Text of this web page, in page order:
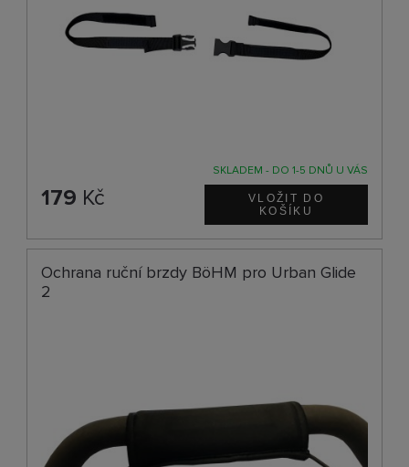
SKLADEM - DO 1-5 DNŮ U VÁS
179 Kč
Ochrana ruční brzdy BöHM pro Urban Glide
2